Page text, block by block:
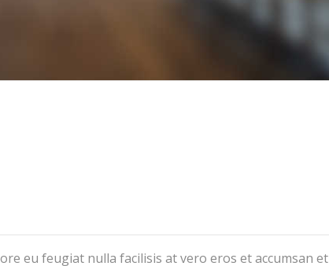
eu feugiat nulla facilisis at vero eros et accumsan et